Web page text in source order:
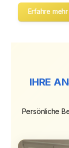
Erfahre
IHRE
Persönliche